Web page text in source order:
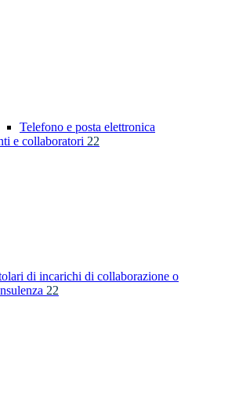
Telefono e posta elettronica
e collaboratori 22
di incarichi di collaborazione o
22